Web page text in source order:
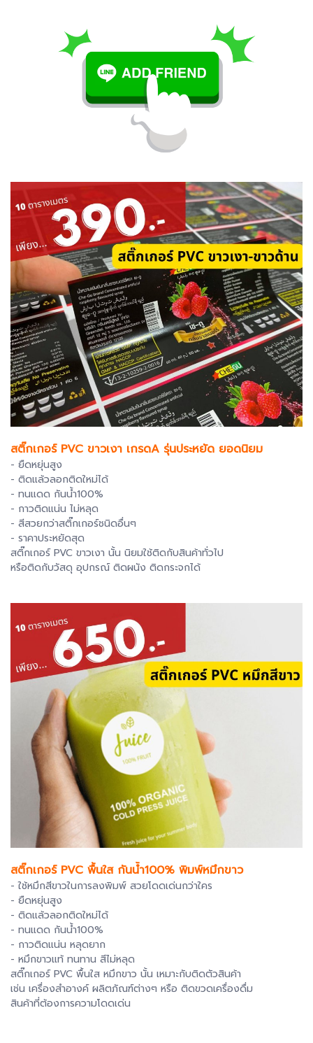
สติ๊กเกอร์ PVC ขาวเงา เกรดA รุ่นประหยัด ยอดนิยม
- ยืดหยุ่นสูง
- ติดแล้วลอกติดใหม่ได้
- ทนแดด กันน้ำ100%
- กาวติดแน่น ไม่หลุด
- สีสวยกว่าสติ๊กเกอร์ชนิดอื่นๆ
- ราคาประหยัดสุด
สติ๊กเกอร์ PVC ขาวเงา นั้น นิยมใช้ติดกับสินค้าทั่วไป
หรือติดกับวัสดุ อุปกรณ์ติดผนัง ติดกระจกได้
สติ๊กเกอร์ PVC พื้นใส กันน้ำ100% พิมพ์หมึกขาว
- ใช้หมึกสีขาวในการลงพิมพ์ สวยโดดเด่นกว่าใคร
- ยืดหยุ่นสูง
- ติดแล้วลอกติดใหม่ได้
- ทนแดด กันน้ำ100%
- กาวติดแน่น หลุดยาก
- หมึกขาวแท้ ทนทาน สีไม่หลุด
สติ๊กเกอร์ PVC พื้นใส หมึกขาว นั้น เหมาะกับติดตัวสินค้า
เช่น เครื่องสำอางค์ ผลิตภัณฑ์ต่างๆ หรือ ติดขวดเครื่องดื่ม
สินค้าที่ต้องการความโดดเด่น